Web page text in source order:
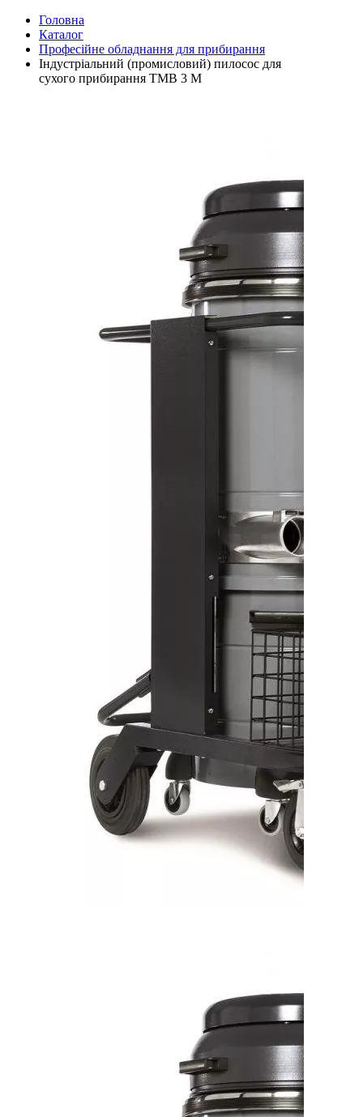
Головна
Каталог
Професійне обладнання для прибирання
Індустріальний (промисловий) пилосос для
сухого прибирання TMB 3 M